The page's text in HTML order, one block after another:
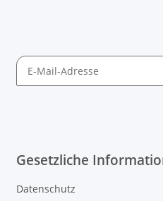
Gesetzliche
Datenschutz